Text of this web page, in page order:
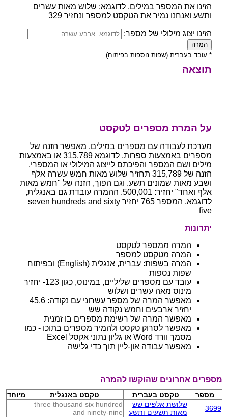
הזינו את המספר במילים, לדוגמא: שלוש מאות עשרים
ותשע ואנחנו נמיר את הטקסט למספר ונחזיר 329
הזינו יצוג מילולי של מספר:
* עובד בעברית (שפות נוספות בפיתוח)
תוצאה
על המרת מספרים לטקסט
מערכת לעבודה עם מספרים במילים. מאפשר הזנה של
מספרים באמצעות ספרות, לדוגמא 315,789 או באמצעות
מילים ושם המספר והפיכתם לייצוג המילולי או המספרי.
הזנה של 315,789 תחזיר שלוש מאות חמש עשרה אלף
ושבע מאות שמונים תשע. וגם הפוך, הזנה של "חמש מאות
אלף ואחד" יחזיר: 500,001. ההמרה עובדת גם באנגלית,
לדוגמא, המספר 765 יחזיר seven hundreds and sixty
five
יתרונות
המרה ממספר לטקסט
המרה מטקסט למספר
המרה בשפות: עברית, אנגלית (English) ובפיתוח
שפות נספות
עובד עם מספרים שליליים, במינוס, כגון 123- יחזיר
מינוס מאה עשרים ושלוש
מאפשר המרה של מספר עשרוני עם נקודה: 45.6
יחזיר ארבעים וחמש נקודה שש
מאפשר המרה של רשימת מספרים בו זמנית
מאפשר לסרוק טקסט ולהמיר מספרים בתוכו - כמו
מסמך וורד Word או גליון נתוני אקסל Excel
מאפשר עבודה און-ליין תוך כדי גלישה
מספרים אחרונים שהוקשו להמרה
מספר טקסט בעברית טקסט באנגלית
מיוחד
3699
שלושת אלפים שש
מאות תשעים ותשע
three thousand six hundred
and ninety-nine